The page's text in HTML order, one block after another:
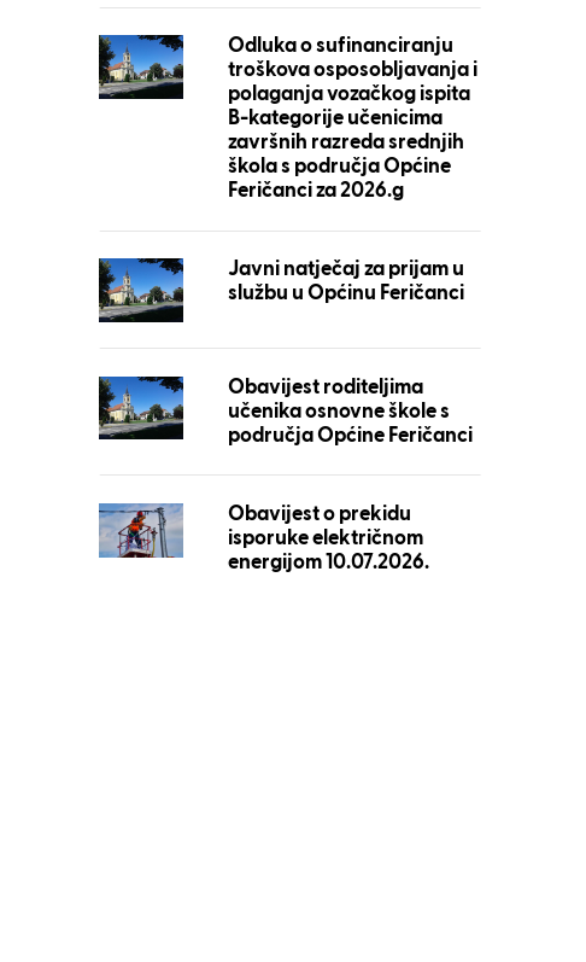
Odluka o sufinanciranju
troškova osposobljavanja i
polaganja vozačkog ispita
B-kategorije učenicima
završnih razreda srednjih
škola s područja Općine
Feričanci za 2026.g
Javni natječaj za prijam u
službu u Općinu Feričanci
Obavijest roditeljima
učenika osnovne škole s
područja Općine Feričanci
Obavijest o prekidu
isporuke električnom
energijom 10.07.2026.